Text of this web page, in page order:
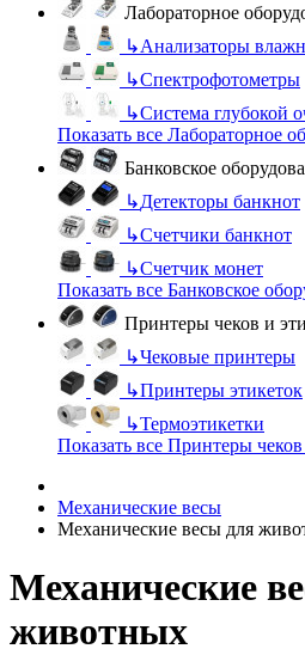
Лабораторное
↳Анализаторы
↳Спектрофотометры
↳Система глубокой
Показать все Лабораторное
Банковское
↳Детекторы банкнот
↳Счетчики банкнот
↳Счетчик монет
Показать все Банковское
Принтеры чеков и
↳Чековые принтеры
↳Принтеры этикеток
↳Термоэтикетки
Показать все Принтеры
Механические весы
Механические весы для
Механические
животных